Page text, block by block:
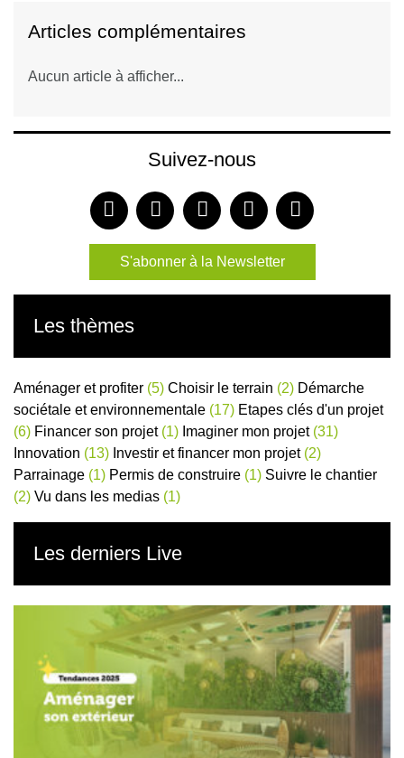
Articles complémentaires
Aucun article à afficher...
Suivez-nous
S'abonner à la Newsletter
Les thèmes
Aménager et profiter (5) Choisir le terrain (2) Démarche
sociétale et environnementale (17) Etapes clés d'un projet
(6) Financer son projet(1) Imaginer mon projet(31)
Innovation (13) Investir et financer mon projet(2)
Parrainage (1) Permis de construire (1) Suivre le chantier
(2) Vu dans les medias (1)
Les derniers Live